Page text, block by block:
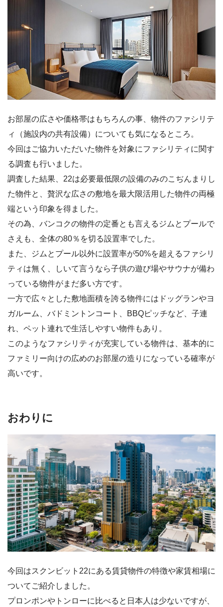
お部屋の広さや価格帯はもちろんの事、物件のファシリテ
ィ（施設内の共有設備）についても気になるところ。
今回はご協力いただいた物件を対象にファシリティに関す
る調査も行いました。
調査した結果、22は必要最低限の設備のみのこぢんまりし
た物件と、贅沢な広さの敷地を最大限活用した物件の両極
端という印象を得ました。
その為、バンコクの物件の定番とも言えるジムとプールで
さえも、全体の80％を切る設置率でした。
また、ジムとプール以外に設置率が50%を超えるファシリ
ティは無く、しいて言うなら子供の遊び場やサウナが備わ
っている物件がまだ多い方です。
一方で広々とした敷地面積を誇る物件にはドッグランやヨ
ガルーム、バドミントンコート、BBQピッチなど、子連
れ、ペット連れで生活しやすい物件もあり。
このようなファシリティが充実している物件は、基本的に
ファミリー向けの広めのお部屋の造りになっている確率が
高いです。
おわりに
今回はスクンビット22にある賃貸物件の特徴や家賃相場に
ついてご紹介しました。
プロンポンやトンローに比べると日本人は少ないですが、